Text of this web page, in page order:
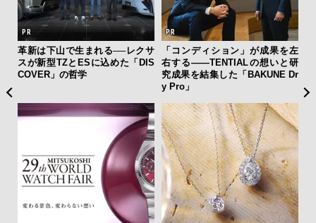
革新は下山で生まれる──レクサ
スが新型TZとESに込めた「DIS
COVER」の哲学
「コンディション」が成果を左
右する——TENTIALの想いと研
究成果を結集した「BAKUNE Dr
y Pro」
な